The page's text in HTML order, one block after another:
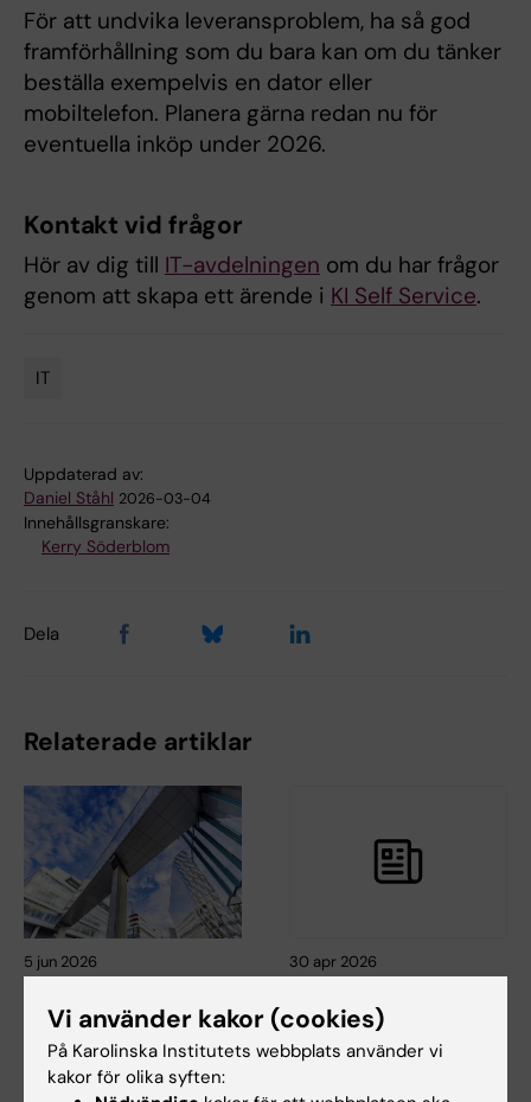
För att undvika leveransproblem, ha så god
framförhållning som du bara kan om du tänker
beställa exempelvis en dator eller
mobiltelefon. Planera gärna redan nu för
eventuella inköp under 2026.
Kontakt vid frågor
Hör av dig till IT-avdelningen om du har frågor
genom att skapa ett ärende i KI Self Service.
IT
Uppdaterad av:
Daniel Ståhl 2026-03-04
Innehållsgranskare:
Kerry Söderblom
Dela
Relaterade artiklar
5 jun 2026
Universitetssjukhuset
lanserar gemensam
leveransyta för
30 apr 2026
Dustin för licenser
och molntjänster
Vi använder kakor (cookies)
På Karolinska Institutets webbplats använder vi
kakor för olika syften: